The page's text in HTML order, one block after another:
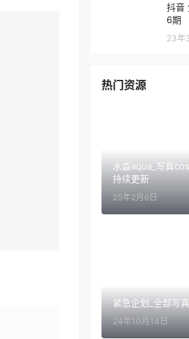
抖音
6期
23年
热门资源
水淼aqua_写真
持续更新
25年2月6日
紧急企划_全部写
24年10月14日